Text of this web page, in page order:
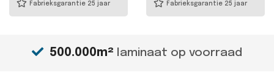
Fabrieksgarantie 25 jaar Fabrieksgarantie 25 jaar
500.000m² laminaat op voorraad